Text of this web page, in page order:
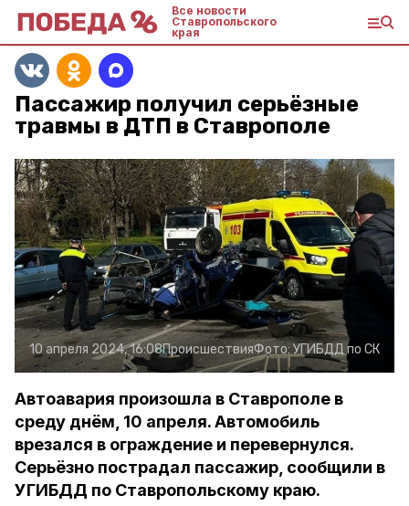
Все новости
Ставропольского
края
Пассажир получил серьёзные
травмы в ДТП в Ставрополе
10 апреля 2024, 16:08ПроисшествияФото:УГИБДД по СК
Автоавария произошла в Ставрополе в
среду днём, 10 апреля. Автомобиль
врезался в ограждение и перевернулся.
Серьёзно пострадал пассажир, сообщили в
УГИБДД по Ставропольскому краю.